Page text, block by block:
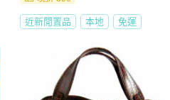
近新閒置品 本地 免運